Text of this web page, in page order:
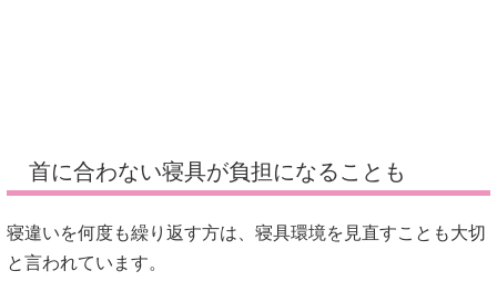
首に合わない寝具が負担になることも
寝違いを何度も繰り返す方は、寝具環境を見直すことも大切
と言われています。